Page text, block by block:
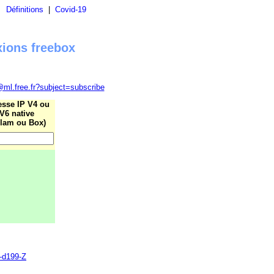
Définitions Covid-19
freebox
IP V4 ou
V6 native
ou Box)
Z